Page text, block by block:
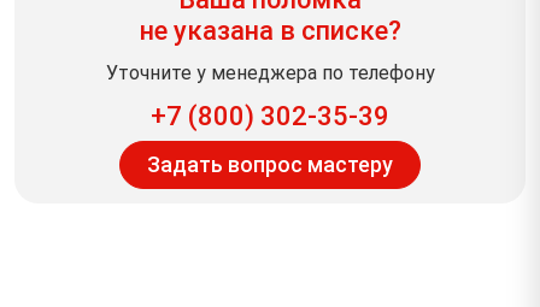
не указана в списке?
Уточните у менеджера по телефону
+7 (800) 302-35-39
Задать вопрос мастеру